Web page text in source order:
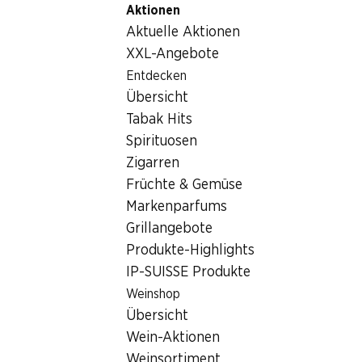
Aktionen
Aktuelle Aktionen
XXL-Angebote
Entdecken
Übersicht
Tabak Hits
Spirituosen
Zigarren
Früchte & Gemüse
Markenparfums
Grillangebote
Produkte-Highlights
IP-SUISSE Produkte
Weinshop
Übersicht
Wein-Aktionen
Kaffee/Tee/Kakao
EMOZIONE Allegro
EMOZIONE Allegro
Lungo, kompatibel zu Nespresso®-Maschinen, 20 Stück